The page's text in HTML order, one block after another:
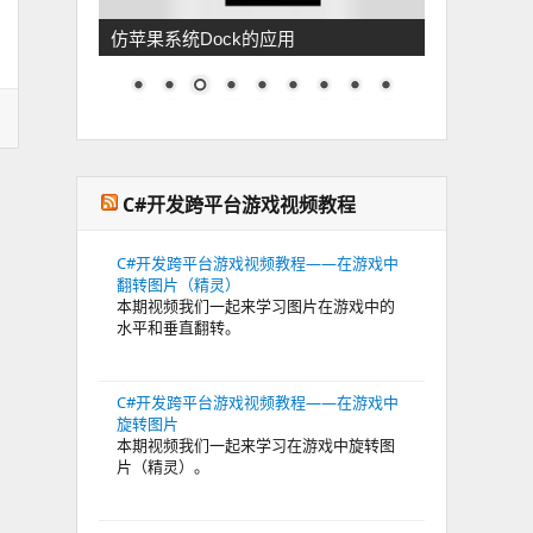
仿苹果系统Dock的应用
C#开发跨平台游戏视频教程
C#开发跨平台游戏视频教程——在游戏中
翻转图片（精灵）
本期视频我们一起来学习图片在游戏中的
水平和垂直翻转。
C#开发跨平台游戏视频教程——在游戏中
旋转图片
本期视频我们一起来学习在游戏中旋转图
片（精灵）。